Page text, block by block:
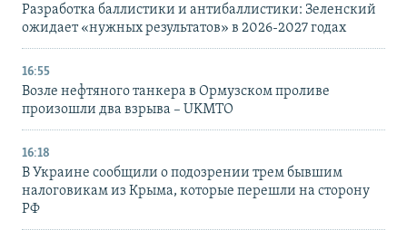
Разработка баллистики и антибаллистики: Зеленский
ожидает «нужных результатов» в 2026-2027 годах
16:55
Возле нефтяного танкера в Ормузском проливе
произошли два взрыва – UKMTO
16:18
В Украине сообщили о подозрении трем бывшим
налоговикам из Крыма, которые перешли на сторону
РФ